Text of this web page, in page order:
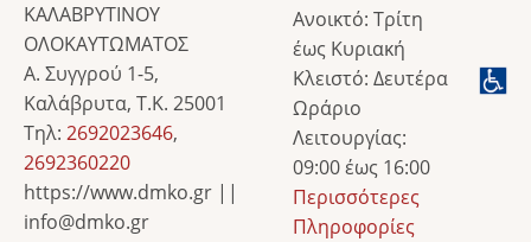
ΚΑΛΑΒΡΥΤΙΝΟΥ
ΟΛΟΚΑΥΤΩΜΑΤΟΣ
Α. Συγγρού 1-5,
Καλάβρυτα, Τ.Κ. 25001
Τηλ: 2692023646,
2692360220
https://www.dmko.gr ||
info@dmko.gr
Ανοικτό: Τρίτη
έως Κυριακή
Κλειστό: Δευτέρα
Ωράριο
Λειτουργίας:
09:00 έως 16:00
Περισσότερες
Πληροφορίες